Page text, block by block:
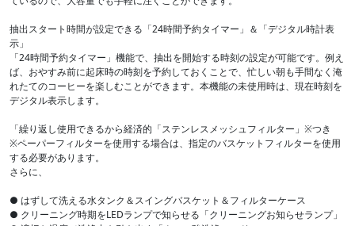
抽出スタート時間が設定できる「24時間予約タイマー」＆「デジタル時計表
示」
「24時間予約タイマー」機能で、抽出を開始する時刻の設定が可能です。例え
ば、おやすみ前に起床時の時刻を予約しておくことで、忙しい朝も手間なく淹
れたてのコーヒーを楽しむことができます。本機能の未使用時は、現在時刻を
デジタル表示します。
「繰り返し使用できるから経済的「ステンレスメッシュフィルター」※つき
※ペーパーフィルターを使用する場合は、指定のバスケットフィルターを使用
する必要があります。
さらに、
● はずして洗える水タンク＆スイングバスケット＆フィルターケース
● クリーニング時期をLEDランプで知らせる「クリーニングお知らせランプ」